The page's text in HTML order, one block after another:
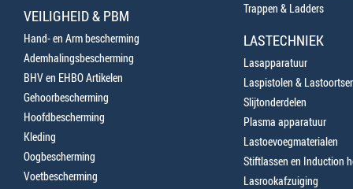
VEILIGHEID & PBM
Hand- en Arm bescherming
Ademhalingsbescherming
BHV en EHBO Artikelen
Gehoorbescherming
Hoofdbescherming
Kleding
Oogbescherming
Voetbescherming
Trappen & Ladders
LASTECHNIEK
Lasapparatuur
Laspistolen &
Slijtonderdelen
Plasma apparatuur
Lastoevoegmaterialen
Stiftlassen en Induction
Lasrookafzuiging